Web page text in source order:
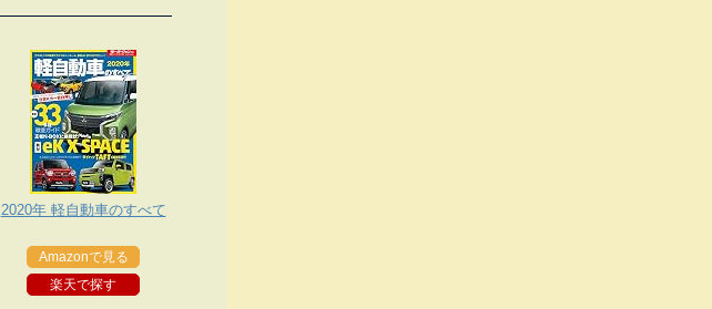
2020年 軽自動車のすべて
Amazonで見る
楽天で探す